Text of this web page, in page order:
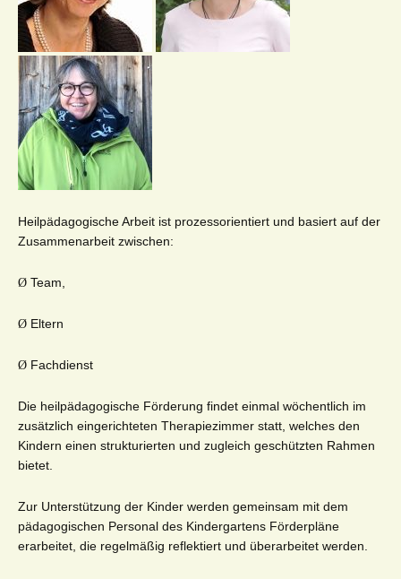
Heilpädagogische Arbeit ist prozessorientiert und basiert auf der
Zusammenarbeit zwischen:
Ø Team,
Ø Eltern
Ø Fachdienst
Die heilpädagogische Förderung findet einmal wöchentlich im
zusätzlich eingerichteten Therapiezimmer statt, welches den
Kindern einen strukturierten und zugleich geschützten Rahmen
bietet.
Zur Unterstützung der Kinder werden gemeinsam mit dem
pädagogischen Personal des Kindergartens Förderpläne
erarbeitet, die regelmäßig reflektiert und überarbeitet werden.